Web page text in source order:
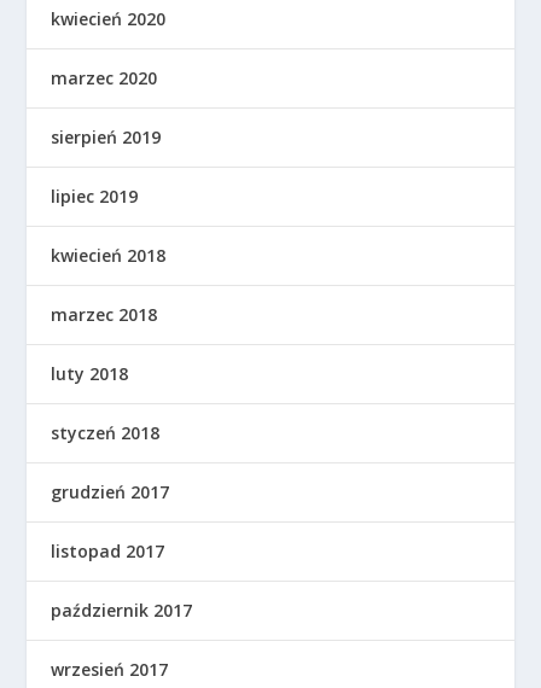
kwiecień 2020
marzec 2020
sierpień 2019
lipiec 2019
kwiecień 2018
marzec 2018
luty 2018
styczeń 2018
grudzień 2017
listopad 2017
październik 2017
wrzesień 2017